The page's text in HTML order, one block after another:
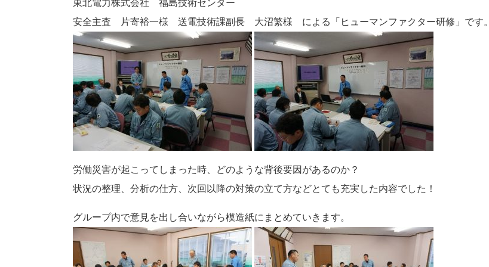
東北電力株式会社 福島技術センター
安全主査 片寄裕一様 送電技術課副長 大沼繁様 による「ヒューマンファクター研修」です。
労働災害が起こってしまった時、どのような背後要因があるのか？
状況の整理、分析の仕方、次回以降の対策の立て方などとても充実した内容でした！
グループ内で意見を出し合いながら模造紙にまとめていきます。